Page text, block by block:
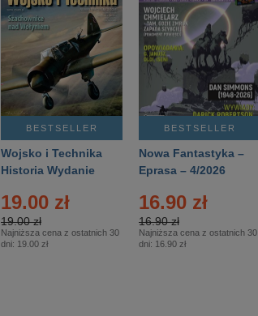
BESTSELLER
Wojsko i Technika
Historia Wydanie
– 2/2026
19.00 zł
19.00 zł
Najniższa cena z ostatnich 30
dni: 19.00 zł
BESTSELLER
Nowa Fantastyka –
Eprasa – 4/2026
16.90 zł
16.90 zł
Najniższa cena z ostatnich 30
dni: 16.90 zł